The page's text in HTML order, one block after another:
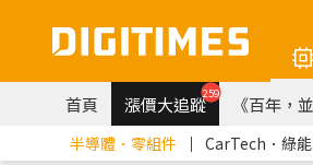
首頁 漲價大追蹤259 《百年，
半導體．零組件 ｜ CarTech．綠能